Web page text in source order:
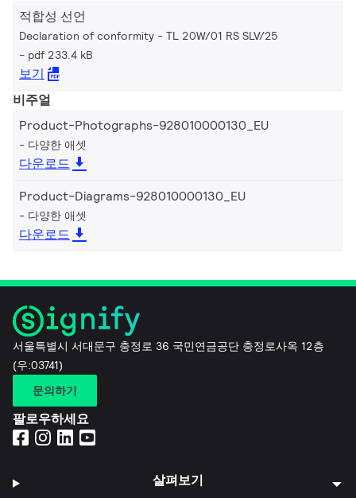
적합성 선언
Declaration of conformity - TL 20W/01 RS SLV/25
pdf 233.4 kB
보기
비주얼
Product-Photographs-928010000130_EU
다양한 애셋
다운로드
Product-Diagrams-928010000130_EU
다양한 애셋
다운로드
서울특별시 서대문구 충정로 36 국민연금공단 충정로사옥 12층
(우:03741)
문의하기
팔로우하세요
살펴보기